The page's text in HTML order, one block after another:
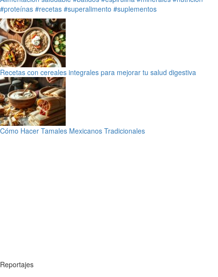
#proteínas #recetas #superalimento #suplementos
Recetas con cereales integrales para mejorar tu salud digestiva
Cómo Hacer Tamales Mexicanos Tradicionales
Reportajes